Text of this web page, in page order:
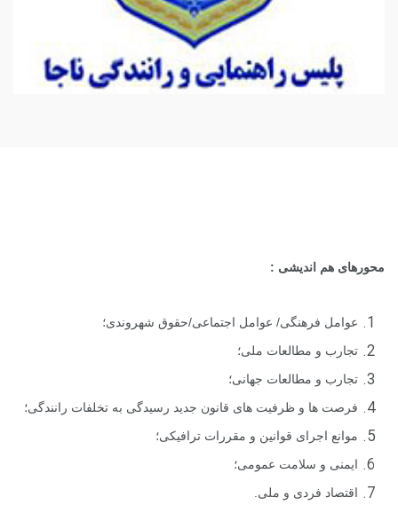
هم اندیشی :
فرهنگی/ عوامل اجتماعی/حقوق شهروندی؛
و مطالعات ملی؛
و مطالعات جهانی؛
ها و ظرفیت های قانون جدید رسیدگی به تخلفات رانندگی؛
اجرای قوانین و مقررات ترافیکی؛
و سلامت عمومی؛
فردی و ملی.